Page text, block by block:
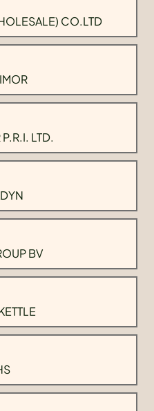
CO.LTD
LTD.
BV